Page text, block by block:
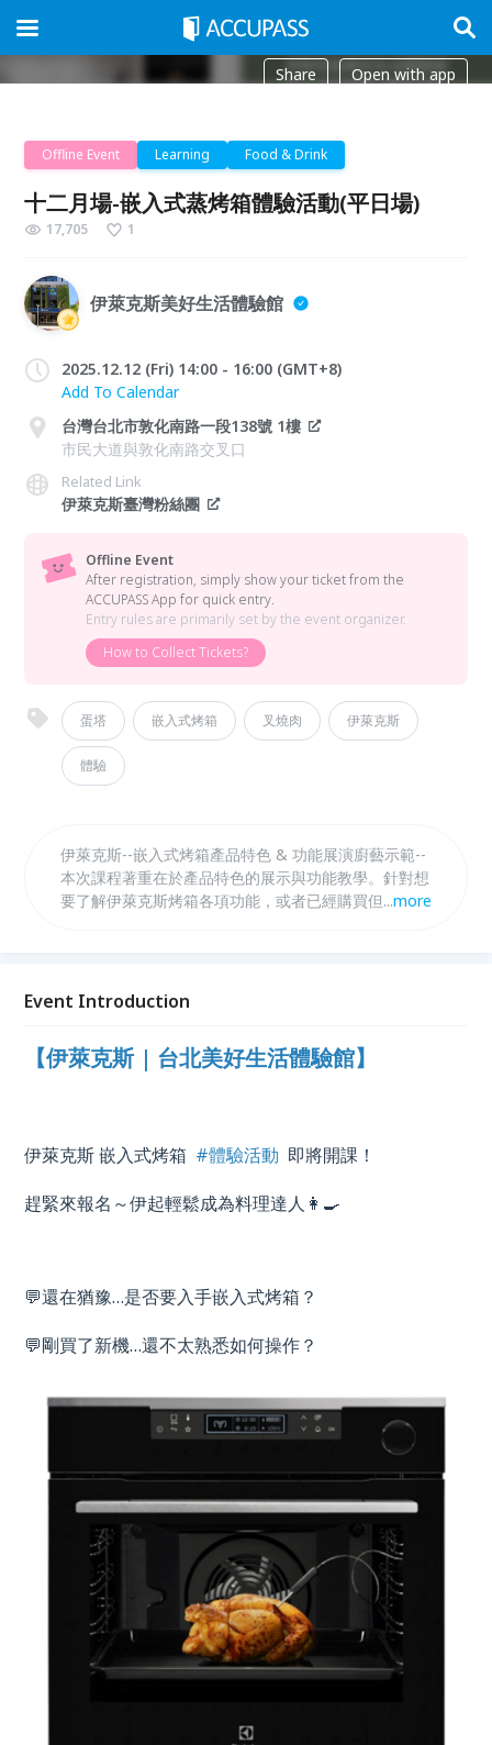
Share Open with app
Offline Event Learning Food & Drink
十二月場-嵌入式蒸烤箱體驗活動(平日場)
17,705 1
伊萊克斯美好生活體驗館
2025.12.12 (Fri) 14:00 - 16:00 (GMT+8)
Add To Calendar
台灣台北市敦化南路一段138號 1樓
市民大道與敦化南路交叉口
Related Link
伊萊克斯臺灣粉絲團
Offline Event
After registration, simply show your ticket from the
ACCUPASS App for quick entry.
Entry rules are primarily set by the event organizer.
How to Collect Tickets?
蛋塔 嵌入式烤箱 叉燒肉 伊萊克斯
體驗
伊萊克斯--嵌入式烤箱產品特色 & 功能展演廚藝示範--
本次課程著重在於產品特色的展示與功能教學。針對想
要了解伊萊克斯烤箱各項功能，或者已經購買但不太會
...more
Event Introduction
【伊萊克斯 | 台北美好生活體驗館】
伊萊克斯 嵌入式烤箱 #體驗活動 即將開課！
趕緊來報名～伊起輕鬆成為料理達人👩‍🍳
💬還在猶豫…是否要入手嵌入式烤箱？
💬剛買了新機…還不太熟悉如何操作？